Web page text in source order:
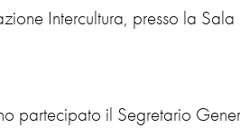
Intercultura, presso la
partecipato il Segretario